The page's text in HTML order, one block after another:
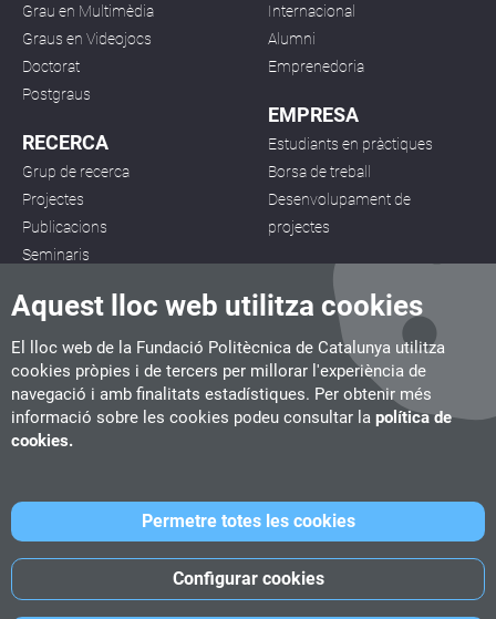
Aquest lloc web utilitza cookies
El lloc web de la Fundació Politècnica de Catalunya utilitza
cookies pròpies i de tercers per millorar l'experiència de
navegació i amb finalitats estadístiques. Per obtenir més
informació sobre les cookies podeu consultar la política de
cookies.
Configurar cookies
Permetre totes les cookies
Grau en Multimèdia
Graus en Videojocs
Doctorat
Postgraus
RECERCA
Grup de recerca
Projectes
Publicacions
Seminaris
Internacional
Alumni
Emprenedoria
EMPRESA
Estudiants en pràctiques
Borsa de treball
Desenvolupament de
projectes
CITM
C/ de la Igualtat, 33, 08222 Terrassa
UPC School
©Fundació Politècnica de Catalunya-Avís legal-Política de